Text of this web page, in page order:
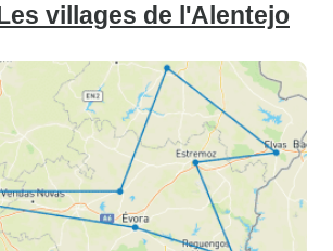
villages de l'Alentejo